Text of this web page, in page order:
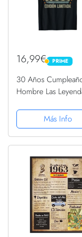
16,99€ PRIME
PRIME
30 Años
Hombre Las
CamisetaMás Info